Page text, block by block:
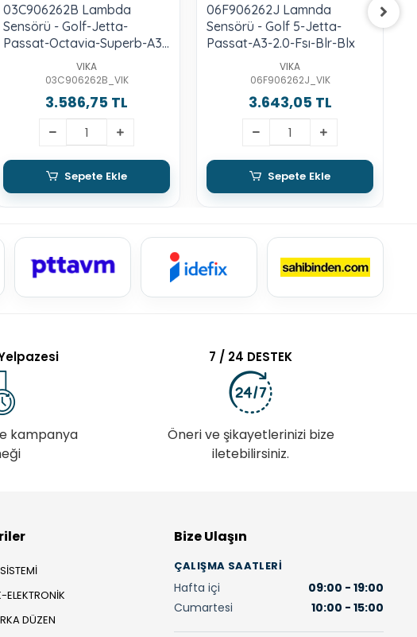
03C906262B Lambda
Sensörü - Golf-Jetta-
Passat-Octavia-Superb-A3-
1.6 Lt.-Fsı-Bag-Bkg
VIKA
03C906262B_VIK
3.586,75 TL
Sepete Ekle
06F906262J Lamnda
Sensörü - Golf 5-Jetta-
Passat-A3-2.0-Fsı-Blr-Blx
VIKA
06F906262J_VIK
3.643,05 TL
Sepete Ekle
kampanya
7 / 24 DESTEK
Öneri ve şikayetlerinizi bize
iletebilirsiniz.
ELEKTRONİK
DÜZEN
Bize Ulaşın
ÇALIŞMA SAATLERI
Hafta içi
09:00 - 19:00
Cumartesi
10:00 - 15:00